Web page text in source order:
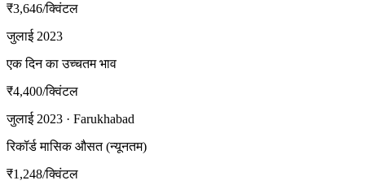
₹3,646/क्विंटल
जुलाई 2023
एक दिन का उच्चतम भाव
₹4,400/क्विंटल
जुलाई 2023 · Farukhabad
रिकॉर्ड मासिक औसत (न्यूनतम)
₹1,248/क्विंटल